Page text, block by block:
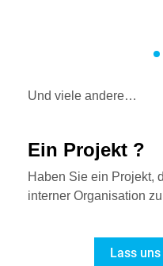
Und viele andere…
Ein Projekt ?
Haben Sie ein Projekt,
interner Organisation
Lass